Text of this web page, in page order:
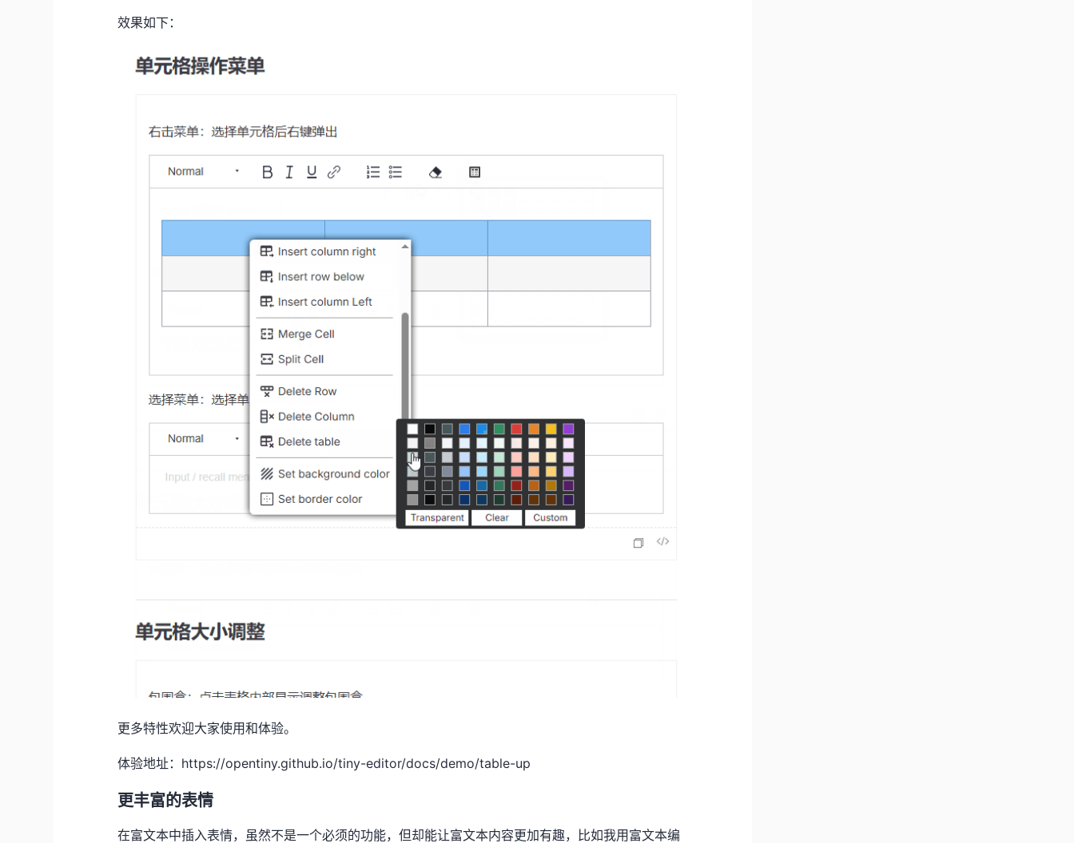
效果如下：
更多特性欢迎大家使用和体验。
体验地址：https://opentiny.github.io/tiny-editor/docs/demo/table-up
更丰富的表情
在富文本中插入表情，虽然不是一个必须的功能，但却能让富文本内容更加有趣，比如我用富文本编